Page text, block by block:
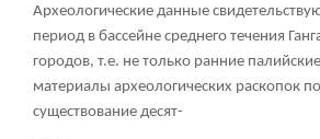
Археологические данные
период в бассейне среднего течения
городов, т.е. не только ранние
материалы археологических раскопок
существование десят-